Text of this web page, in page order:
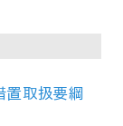
置取扱要綱